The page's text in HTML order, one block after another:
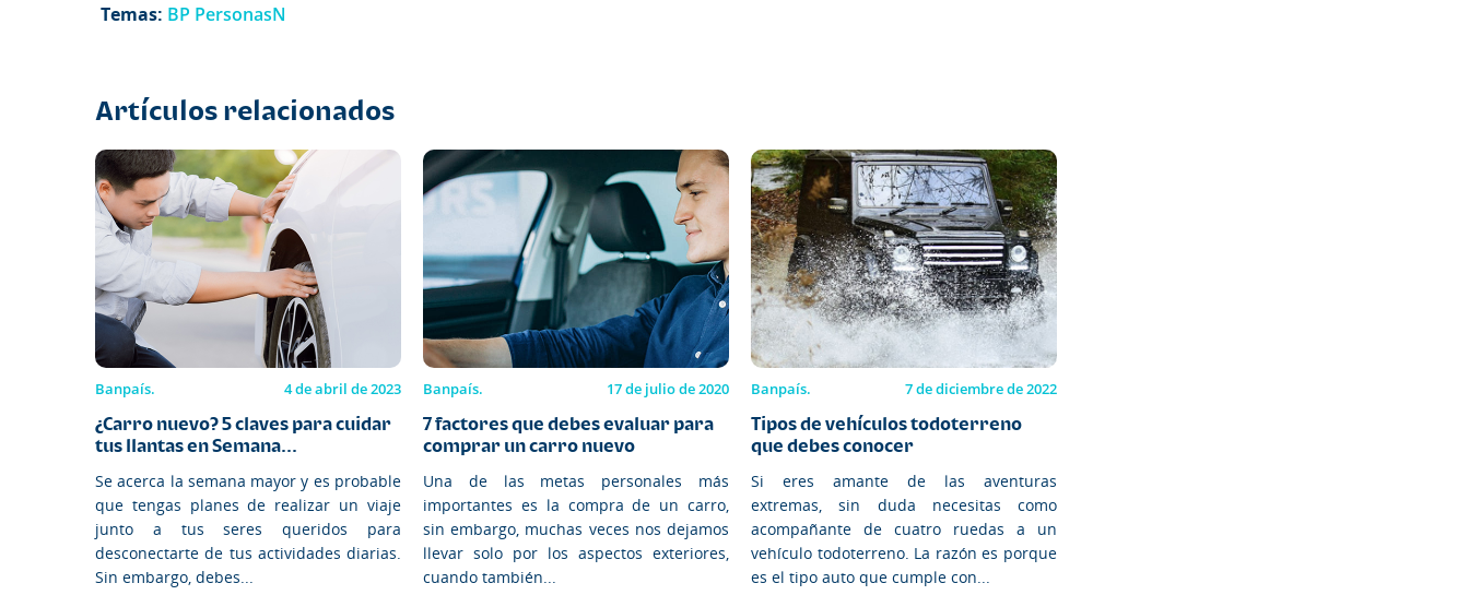
Temas: BP PersonasN
Artículos relacionados
Banpaís. 4 de abril de 2023
¿Carro nuevo? 5 claves para cuidar
tus llantas en Semana...
Se acerca la semana mayor y es probable
que tengas planes de realizar un viaje
junto a tus seres queridos para
desconectarte de tus actividades diarias.
Sin embargo, debes...
Banpaís. 17 de julio de 2020
7 factores que debes evaluar para
comprar un carro nuevo
Una de las metas personales más
importantes es la compra de un carro,
sin embargo, muchas veces nos dejamos
llevar solo por los aspectos exteriores,
cuando también...
Banpaís. 7 de diciembre de 2022
Tipos de vehículos todoterreno
que debes conocer
Si eres amante de las aventuras
extremas, sin duda necesitas como
acompañante de cuatro ruedas a un
vehículo todoterreno. La razón es porque
es el tipo auto que cumple con...